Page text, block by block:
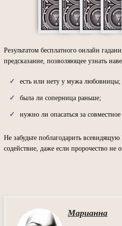
Результатом бесплатного онлайн
предсказание, позволяющее узнать
есть или нету у мужа любовницы;
была ли соперница раньше;
нужно ли опасаться за
Не забудьте поблагодарить
содействие, даже если пророчество не
Марианна